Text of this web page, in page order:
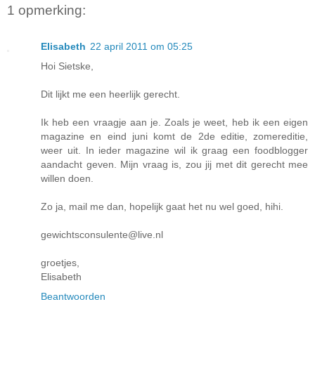
1 opmerking:
Elisabeth 22 april 2011 om 05:25
Hoi Sietske,
Dit lijkt me een heerlijk gerecht.
Ik heb een vraagje aan je. Zoals je weet, heb ik een eigen
magazine en eind juni komt de 2de editie, zomereditie,
weer uit. In ieder magazine wil ik graag een foodblogger
aandacht geven. Mijn vraag is, zou jij met dit gerecht mee
willen doen.
Zo ja, mail me dan, hopelijk gaat het nu wel goed, hihi.
gewichtsconsulente@live.nl
groetjes,
Elisabeth
Beantwoorden